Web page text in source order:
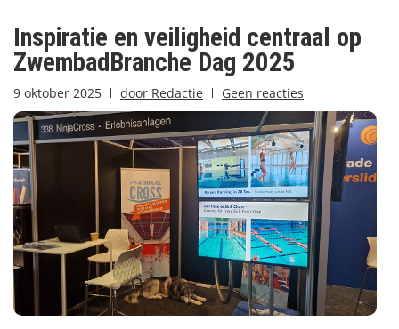
Inspiratie en veiligheid centraal op
ZwembadBranche Dag 2025
9 oktober 2025 door Redactie Geen reacties